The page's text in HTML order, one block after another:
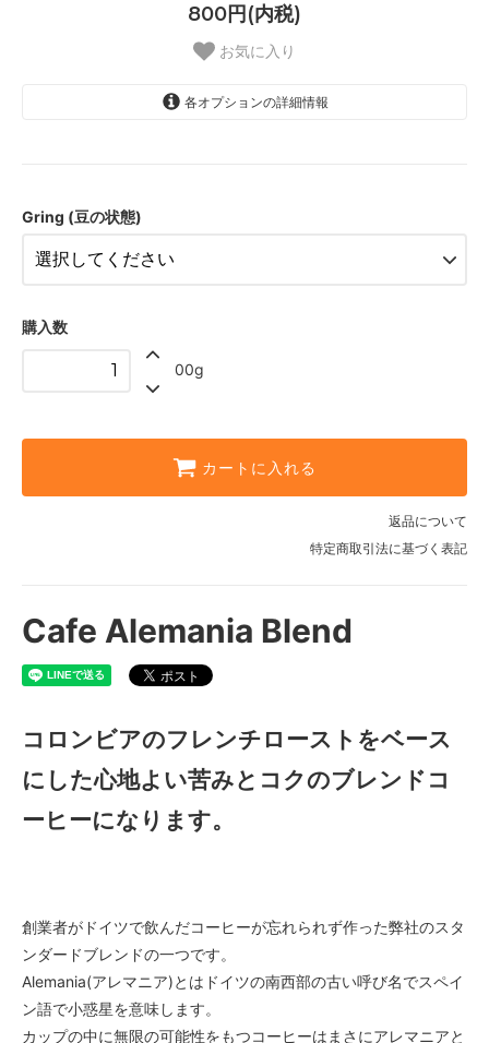
800円(内税)
お気に入り
各オプションの詳細情報
Gring (豆の状態)
購入数
00g
カートに入れる
返品について
特定商取引法に基づく表記
Cafe Alemania Blend
コロンビアのフレンチローストをベース
にした心地よい苦みとコクのブレンドコ
ーヒーになります。
創業者がドイツで飲んだコーヒーが忘れられず作った弊社のスタ
ンダードブレンドの一つです。
Alemania(アレマニア)とはドイツの南西部の古い呼び名でスペイ
ン語で小惑星を意味します。
カップの中に無限の可能性をもつコーヒーはまさにアレマニアと